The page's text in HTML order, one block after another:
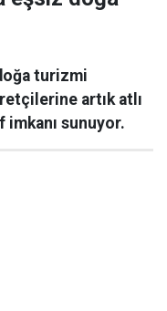
turizmi
artık atlı
imkanı sunuyor.